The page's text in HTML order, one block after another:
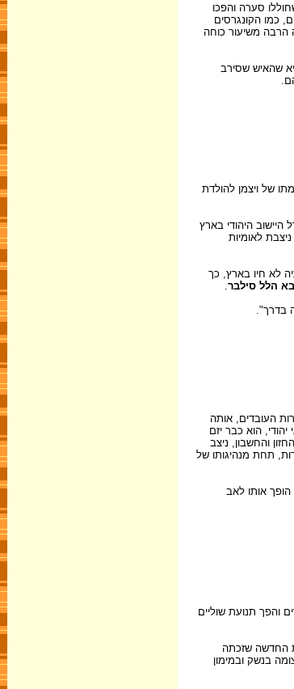
סערה והפכו
כמו הקונגרסים
הרבה משיעור כוחה
היא שהאיש שסירב
של ויצמן להולדת
פרוץ המרד הפלשתינאי, גדל היישוב היהודי בארץ
לאומיות
לא חיו בארץ, כך
הלל סילבר
בדרך".
העובדים, אותה
הוא כבר יזם
והחשבון, ניצב
תחת מנהיגותו של
הופך אותו לאב
והפך תנועת שוליים
החדשה שזכתה
בנשק ובמימון